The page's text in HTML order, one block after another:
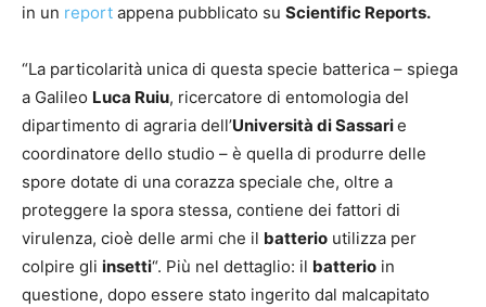
in un report appena pubblicato su Scientific Reports.
“La particolarità unica di questa specie batterica – spiega
a Galileo Luca Ruiu, ricercatore di entomologia del
dipartimento di agraria dell’Università di Sassarie
coordinatore dello studio – è quella di produrre delle
spore dotate di una corazza speciale che, oltre a
proteggere la spora stessa, contiene dei fattori di
virulenza, cioè delle armi che il batterio utilizza per
colpire gli insetti“. Più nel dettaglio: il batterio in
questione, dopo essere stato ingerito dal malcapitato